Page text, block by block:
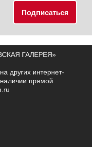
ГАЛЕРЕЯ»
других интернет-
прямой